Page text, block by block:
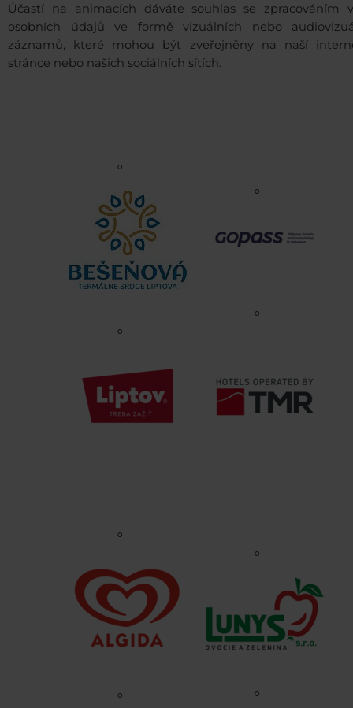
Účastí na animacích dáváte souhlas se zpracováním
osobních údajů ve formě vizuálních nebo
záznamů, které mohou být zveřejněny na naší
stránce nebo našich sociálních sítích.